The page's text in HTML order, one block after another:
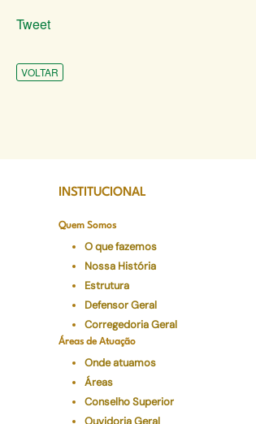
Tweet
VOLTAR
INSTITUCIONAL
Quem Somos
O que fazemos
Nossa História
Estrutura
Defensor Geral
Corregedoria Geral
Áreas de Atuação
Onde atuamos
Áreas
Conselho Superior
Ouvidoria Geral